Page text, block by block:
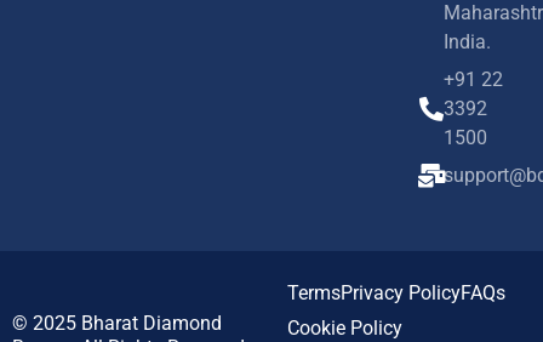
India.
+91 22
3392
1500
© 2025 Bharat Diamond
TermsPrivacy PolicyFAQs
Cookie Policy